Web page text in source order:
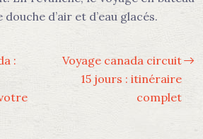
d’air et d’eau glacés.
:
Voyage canada circuit
15 jours : itinéraire
complet